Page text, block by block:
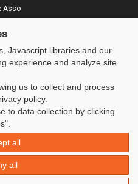
Asso
évènements
Javascript libraries and our
experience and analyze site
us to collect and process
policy.
to data collection by clicking
all
all